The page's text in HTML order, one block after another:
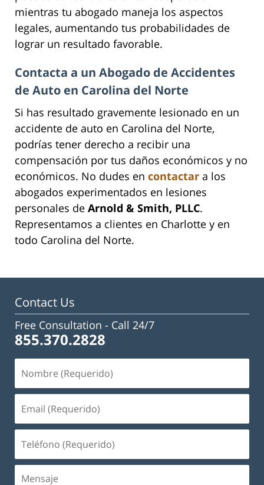
mientras tu abogado maneja los aspectos
legales, aumentando tus probabilidades de
lograr un resultado favorable.
Contacta a un Abogado de Accidentes
de Auto en Carolina del Norte
Si has resultado gravemente lesionado en un
accidente de auto en Carolina del Norte,
podrías tener derecho a recibir una
compensación por tus daños económicos y no
económicos. No dudes en contactar a los
abogados experimentados en lesiones
personales de Arnold & Smith, PLLC.
Representamos a clientes en Charlotte y en
todo Carolina del Norte.
Contact Us
Free Consultation - Call 24/7
855.370.2828
(Requerido)
(Requerido)
(Requerido)